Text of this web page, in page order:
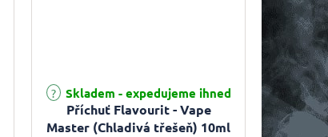
Příchuť Flavourit - Vape
Master (Chladivá třešeň) 10ml
Skladem - expedujeme ihned